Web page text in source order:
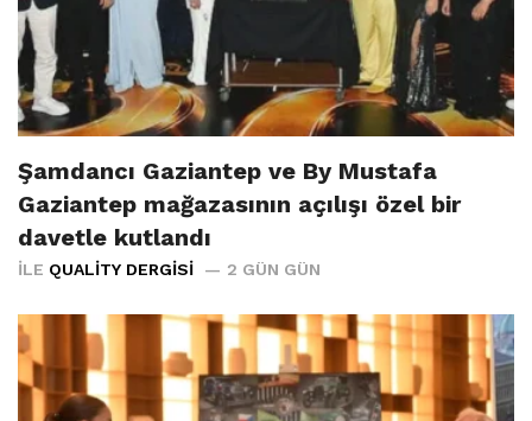
Şamdancı Gaziantep ve By Mustafa
Gaziantep mağazasının açılışı özel bir
davetle kutlandı
İLE QUALITY DERGISI 2 GÜN GÜN